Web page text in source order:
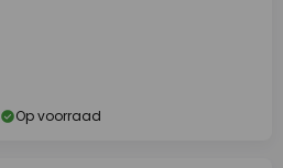
Op voorraad